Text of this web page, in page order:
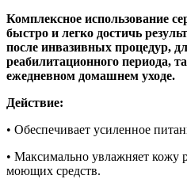
Комплексное использование
быстро и легко достичь
после инвазивных процедур,
реабилитационного периода,
ежедневном домашнем уходе.
Действие:
• Обеспечивает усиленное
• Максимально увлажняет кожу
моющих средств.